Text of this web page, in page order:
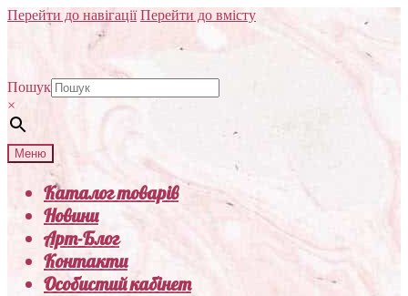
Перейти до навігації Перейти до вмісту
Пошук
×
Меню
Каталог товарів
Новини
Арт-Блог
Контакти
Особистий кабінет